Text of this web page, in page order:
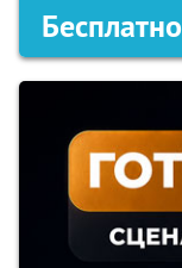
Бесплатно